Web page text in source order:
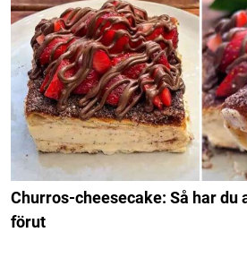
Churros-cheesecake: Så har
förut